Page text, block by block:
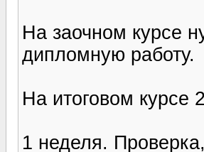
На заочном курсе
дипломную работу.
На итоговом курсе
1 неделя.